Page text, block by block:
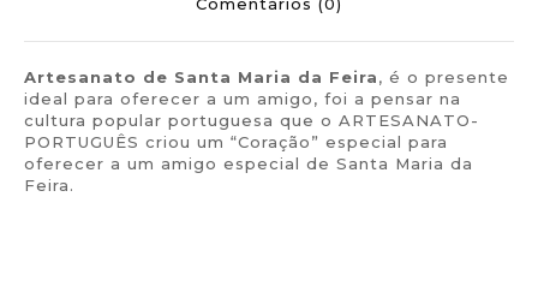
Artesanato de Santa Maria da Feira, é o presente
ideal para oferecer a um amigo, foi a pensar na
cultura popular portuguesa que o ARTESANATO-
PORTUGUÊS criou um “Coração” especial para
oferecer a um amigo especial de Santa Maria da
Feira.